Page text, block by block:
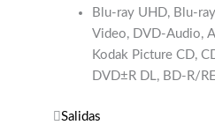
Blu-ray UHD, Blu-
Video, DVD-Audio,
Kodak Picture CD,
DVD±R DL, BD-R/RE
Salidas